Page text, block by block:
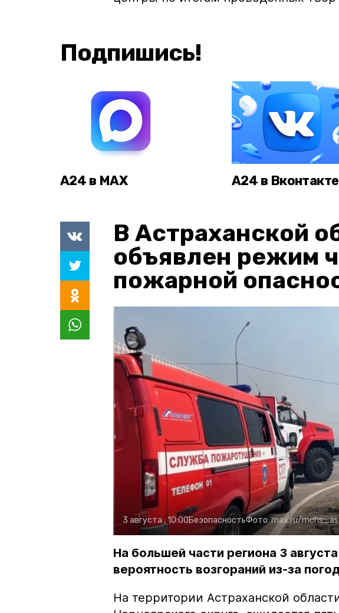
Подпишись!
А24 в MAX А24 в Вконтакте
В Астраханской
объявлен режим
пожарной
3 августа , 10:00БезопасностьФото:max.ru/
На большей части региона 3
вероятность возгораний из-за
На территории Астраханской